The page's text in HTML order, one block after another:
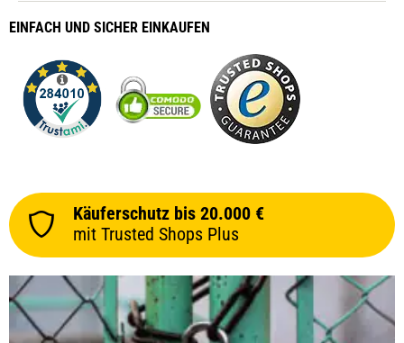
EINFACH UND SICHER EINKAUFEN
Käuferschutz bis 20.000 €
mit Trusted Shops Plus